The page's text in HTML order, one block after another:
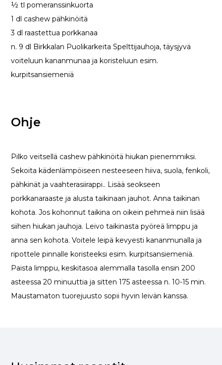
½ tl pomeranssinkuorta
1 dl cashew pähkinöitä
3 dl raastettua porkkanaa
n. 9 dl Birkkalan Puolikarkeita Spelttijauhoja, täysjyvä
voiteluun kananmunaa ja koristeluun esim.
kurpitsansiemeniä
Ohje
Pilko veitsellä cashew pähkinöitä hiukan pienemmiksi.
Sekoita kädenlämpöiseen nesteeseen hiiva, suola, fenkoli,
pähkinät ja vaahterasiirappi.. Lisää seokseen
porkkanaraaste ja alusta taikinaan jauhot. Anna taikinan
kohota. Jos kohonnut taikina on oikein pehmeä niin lisää
siihen hiukan jauhoja. Leivo taikinasta pyöreä limppu ja
anna sen kohota. Voitele leipä kevyesti kananmunalla ja
ripottele pinnalle koristeeksi esim. kurpitsansiemeniä.
Paista limppu, keskitasoa alemmalla tasolla ensin 200
asteessa 20 minuuttia ja sitten 175 asteessa n. 10-15 min.
Maustamaton tuorejuusto sopii hyvin leivän kanssa.